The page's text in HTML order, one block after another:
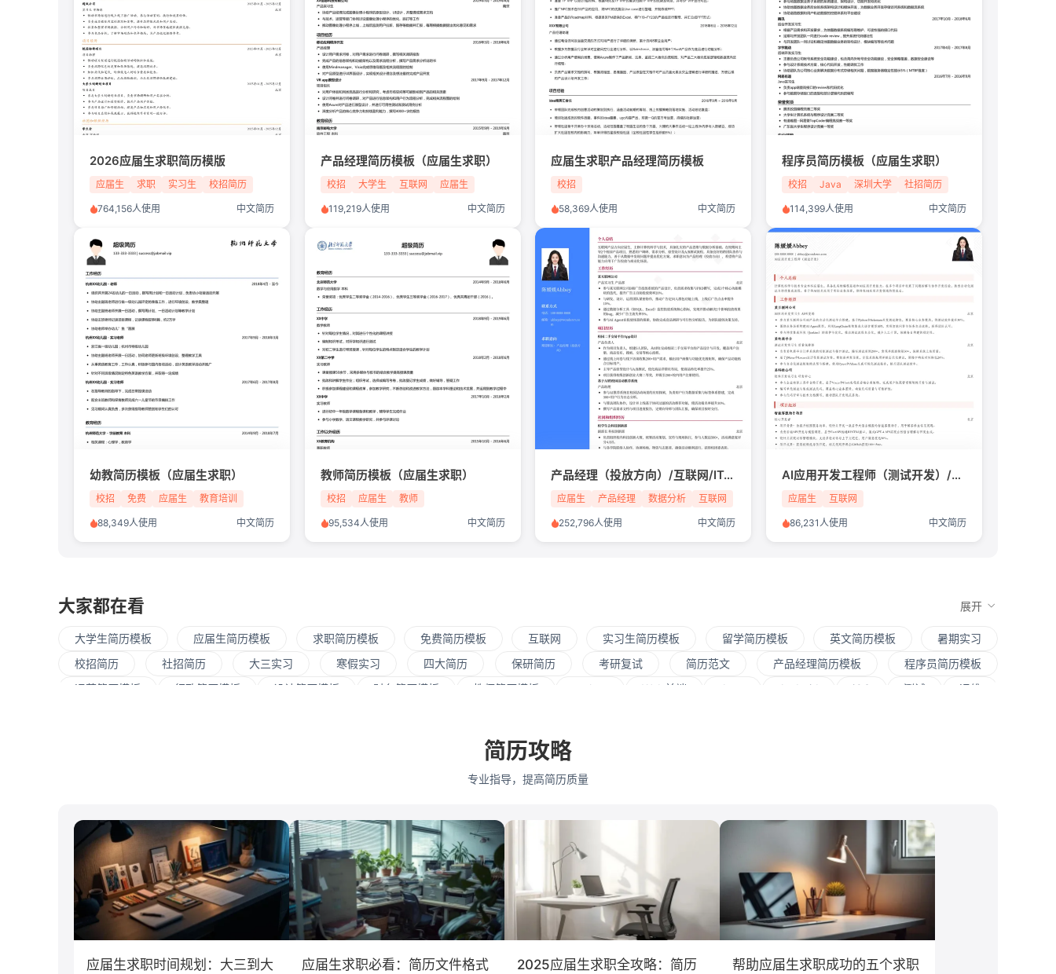
2026应届生求职简历模版
应届生 求职 实习生 校招简历
764,156人使用 中文简历
产品经理简历模板（应届生求职）
校招 大学生 互联网
应届生
软件工程
119,219人使用 中文简历
应届生求职产品经理简历模板
校招
58,369人使用 中文简历
程序员简历模板（应届生求职）
校招 Java 深圳大学
社招简历
程序员 计算机科学与技术
114,399人使用 中文简历
幼教简历模板（应届生求职）
校招 免费 应届生 教育培训
88,349人使用 中文简历
教师简历模板（应届生求职）
校招 应届生 教师
95,534人使用 中文简历
产品经理（投放方向）/互联网/IT/应届生简历模板
应届生 产品经理 数据分析 互联网
252,796人使用 中文简历
AI应用开发工程师（测试开发）/互联网/IT/应届生简历模板
应届生 互联网
86,231人使用 中文简历
大家都在看 展开
大学生简历模板 应届生简历模板 求职简历模板 免费简历模板 互联网 实习生简历模板 留学简历模板 英文简历模板
暑期实习
校招简历
社招简历 大三实习 寒假实习 四大简历 保研简历 考研复试 简历范文 产品经理简历模板
程序员简历模板
运营简历模板
行政简历模板 设计简历模板 财务简历模板 教师简历模板 python Web前端 Java Andorid iOS 测试
运维
采购贸易 商务拓展
武汉大学
暨南大学 金融
经济学
传播学 市场营销 会计学 艺术与设计 教育学 语言类专业
简历攻略
专业指导，提高简历质量
应届生求职时间规划：大三到大
应届生求职必看：简历文件格式
2025应届生求职全攻略：简历
帮助应届生求职成功的五个求职